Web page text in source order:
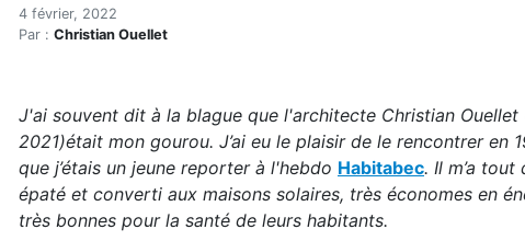
Accueil
Articles
Les fenêtres performantes et
4 février, 2022
Par : Christian Ouellet
J'ai souvent dit à la blague que l'architecte Christian Ouellet
2021)était mon gourou. J’ai eu le plaisir de le rencontrer en
que j’étais un jeune reporter à l'hebdo Habitabec. Il m’a tout
épaté et converti aux maisons solaires, très économes en
très bonnes pour la santé de leurs habitants.